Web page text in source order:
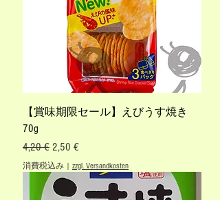
【賞味期限セール】えびうす焼き
70g
通常価格
4,20 € セール価格
2,50 €
消費税込み | zzgl. Versandkosten